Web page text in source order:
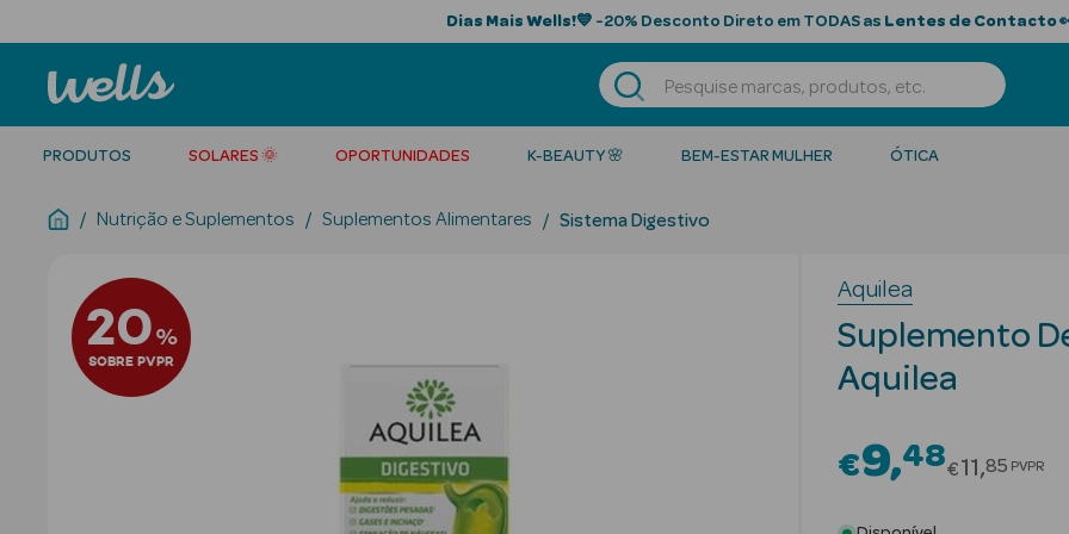
Dias Mais Wells!💙 -20% Desconto Direto em TODAS as Lentes de Contacto
PRODUTOS SOLARES 🌞 OPORTUNIDADES K-BEAUTY 🌸 BEM-ESTAR MULHER ÓTICA
Nutrição e Suplementos Suplementos Alimentares Sistema Digestivo
20%
SOBRE PVPR
Aquilea
Suplemento
Aquilea
€9 48Price
€11 85 PVPR